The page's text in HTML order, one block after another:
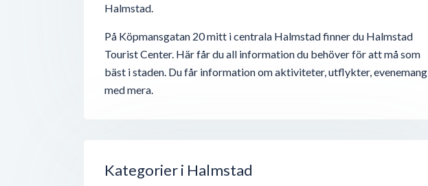
Halmstad.
På Köpmansgatan 20 mitt i centrala Halmstad finner du Halmstad
Tourist Center. Här får du all information du behöver för att må som
bäst i staden. Du får information om aktiviteter, utflykter, evenemang
med mera.
Kategorier i Halmstad